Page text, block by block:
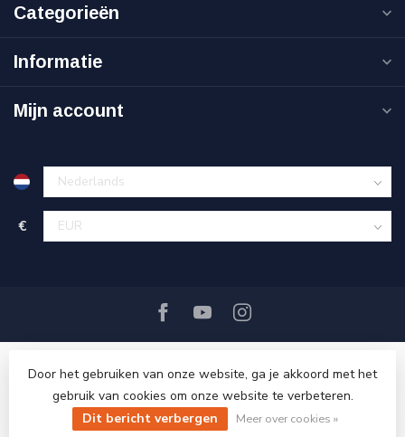
Categorieën
Informatie
Mijn account
€
© Copyright 2026 Ri-Traffic
Door het gebruiken van onze website, ga je akkoord met het
gebruik van cookies om onze website te verbeteren.
Dit bericht verbergen
Meer over cookies »